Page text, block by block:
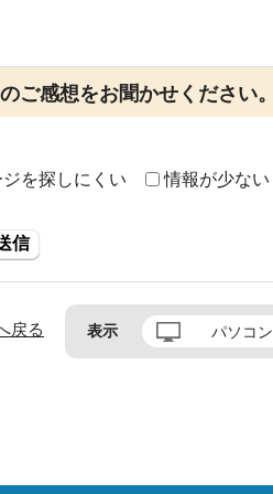
ご感想をお聞かせください。
を探しにくい 情報が少ない
信
戻る 表示 パソコン